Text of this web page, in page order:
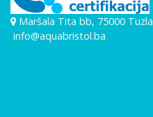
Maršala Tita bb, 75000 Tuzla
info@aquabristol.ba